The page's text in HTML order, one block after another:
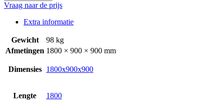
Vraag naar de prijs
Extra informatie
Gewicht
98 kg
Afmetingen 1800 × 900 × 900 mm
Dimensies 1800x900x900
Lengte 1800